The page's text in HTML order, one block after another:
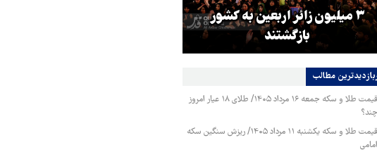
۳ میلیون زائر اربعین به کشور
بازگشتند
مطالب
قیمت طلا و سکه جمعه ۱۶ مرداد ۱۴۰۵/ طلای ۱۸ عیار امروز
چند؟
قیمت طلا و سکه یکشنبه ۱۱ مرداد ۱۴۰۵/ ریزش سنگین سکه
امامی